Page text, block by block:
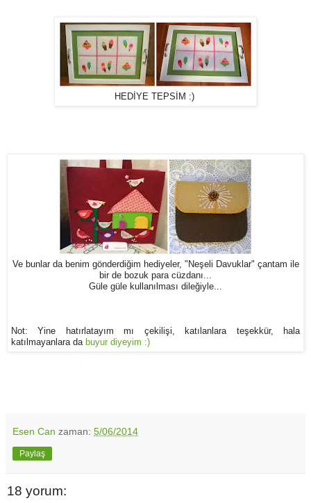
HEDİYE TEPSİM :)
Ve bunlar da benim gönderdiğim hediyeler, "Neşeli Davuklar" çantam ile
bir de bozuk para cüzdanı...
Güle güle kullanılması dileğiyle...
Not: Yine hatırlatayım mı çekilişi, katılanlara teşekkür, hala
katılmayanlara da buyur diyeyim :)
Esen Can zaman: 5/06/2014
Paylaş
18 yorum: